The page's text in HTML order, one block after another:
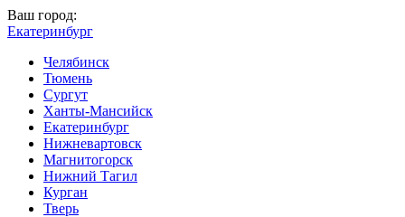
Ваш город:
Екатеринбург
Челябинск
Тюмень
Сургут
Ханты-Мансийск
Екатеринбург
Нижневартовск
Магнитогорск
Нижний Тагил
Курган
Тверь